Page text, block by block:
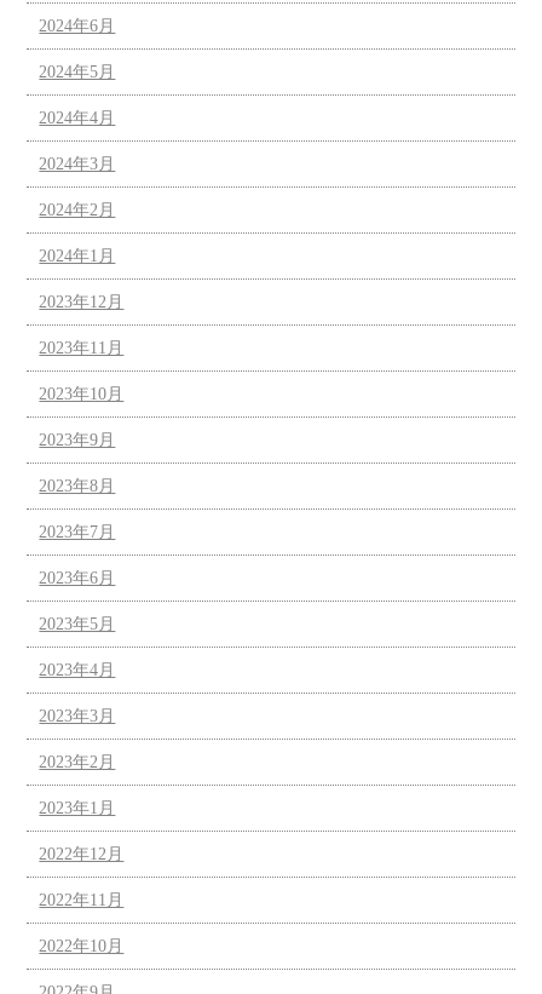
2024年6月
2024年5月
2024年4月
2024年3月
2024年2月
2024年1月
2023年12月
2023年11月
2023年10月
2023年9月
2023年8月
2023年7月
2023年6月
2023年5月
2023年4月
2023年3月
2023年2月
2023年1月
2022年12月
2022年11月
2022年10月